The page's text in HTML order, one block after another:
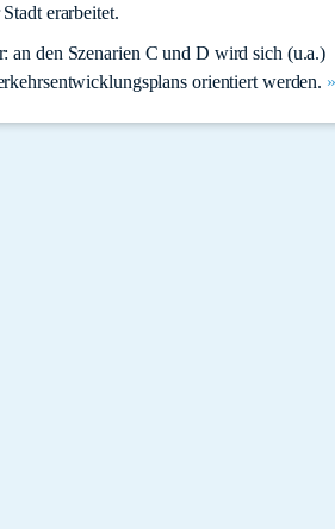
erarbeitet.
an den Szenarien C und D wird sich (u.a.)
orientiert werden. »